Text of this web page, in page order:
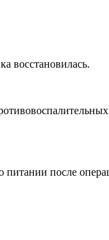
восстановилась.
питании после